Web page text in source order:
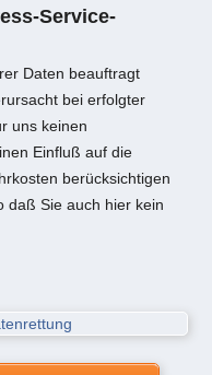
Service-
Daten beauftragt
bei erfolgter
uns keinen
Einfluß auf die
berücksichtigen
daß Sie auch hier kein